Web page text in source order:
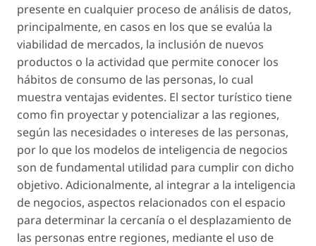
presente en cualquier proceso de análisis de datos,
principalmente, en casos en los que se evalúa la
viabilidad de mercados, la inclusión de nuevos
productos o la actividad que permite conocer los
hábitos de consumo de las personas, lo cual
muestra ventajas evidentes. El sector turístico tiene
como fin proyectar y potencializar a las regiones,
según las necesidades o intereses de las personas,
por lo que los modelos de inteligencia de negocios
son de fundamental utilidad para cumplir con dicho
objetivo. Adicionalmente, al integrar a la inteligencia
de negocios, aspectos relacionados con el espacio
para determinar la cercanía o el desplazamiento de
las personas entre regiones, mediante el uso de